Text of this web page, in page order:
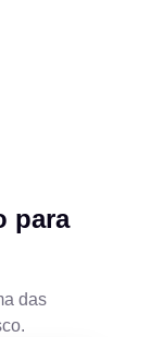
para
das